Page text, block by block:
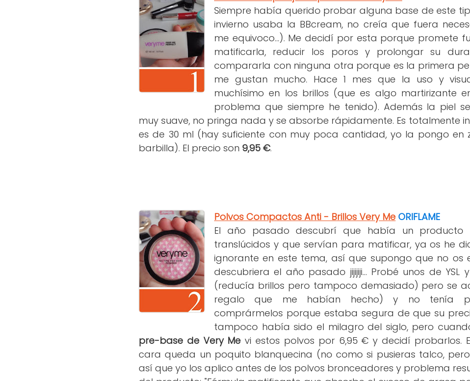
Siempre había querido probar alguna base de este
invierno usaba la BBcream, no creía que fuera
me equivoco...). Me decidí por esta porque promete
matificarla, reducir los poros y prolongar su
compararla con ninguna otra porque es la primera
me gustan mucho. Hace 1 mes que la uso y
muchísimo en los brillos (que es algo martirizante
problema que siempre he tenido). Además la piel
muy suave, no pringa nada y se absorbe rápidamente. Es totalmente
es de 30 ml (hay suficiente con muy poca cantidad, yo la pongo en
barbilla). El precio son 9,95 €.
Polvos Compactos Anti - Brillos Very Me ORIFLAME
El año pasado descubrí que había un producto
translúcidos y que servían para matificar, ya os he
ignorante en este tema, así que supongo que no os
descubriera el año pasado jijijiji... Probé unos de YSL
(reducía brillos pero tampoco demasiado) pero se
regalo que me habían hecho) y no tenía
comprármelos porque estaba segura de que su
tampoco había sido el milagro del siglo, pero
pre-base de Very Me vi estos polvos por 6,95 € y decidí probarlos.
cara queda un poquito blanquecina (no como si pusieras talco,
así que yo los aplico antes de los polvos bronceadores y problema